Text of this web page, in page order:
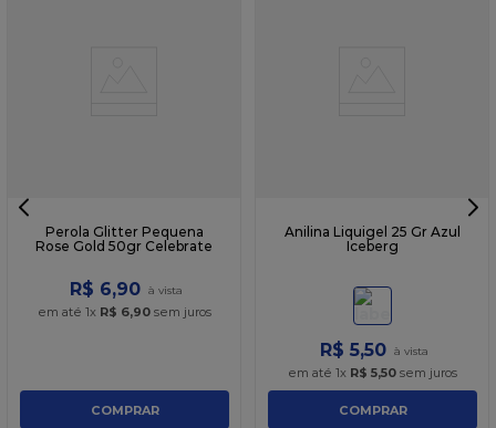
Perola Glitter Pequena
Rose Gold 50gr Celebrate
R$ 6,90
em até 1x R$ 6,90sem juros
COMPRAR
Anilina Liquigel 25 Gr Azul
Iceberg
R$ 5,50
em até 1x R$ 5,50sem juros
COMPRAR